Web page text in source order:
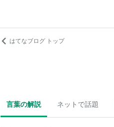
はてなブログ トップ
言葉の解説 ネットで話題